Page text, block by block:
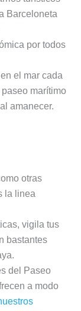
Barceloneta
por todos
el mar cada
marítimo
amanecer.
otras
la linea
vigila tus
bastantes
del Paseo
a modo